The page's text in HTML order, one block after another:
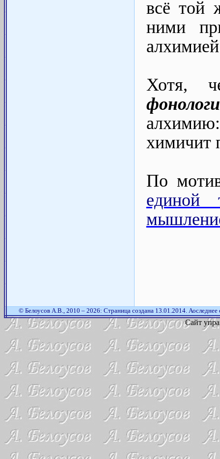
всё той
ними
Хотя,
химичит
По
© Белоусов А.В., 2010 – 2026: Страница создана 13.01.2014.
Сайт